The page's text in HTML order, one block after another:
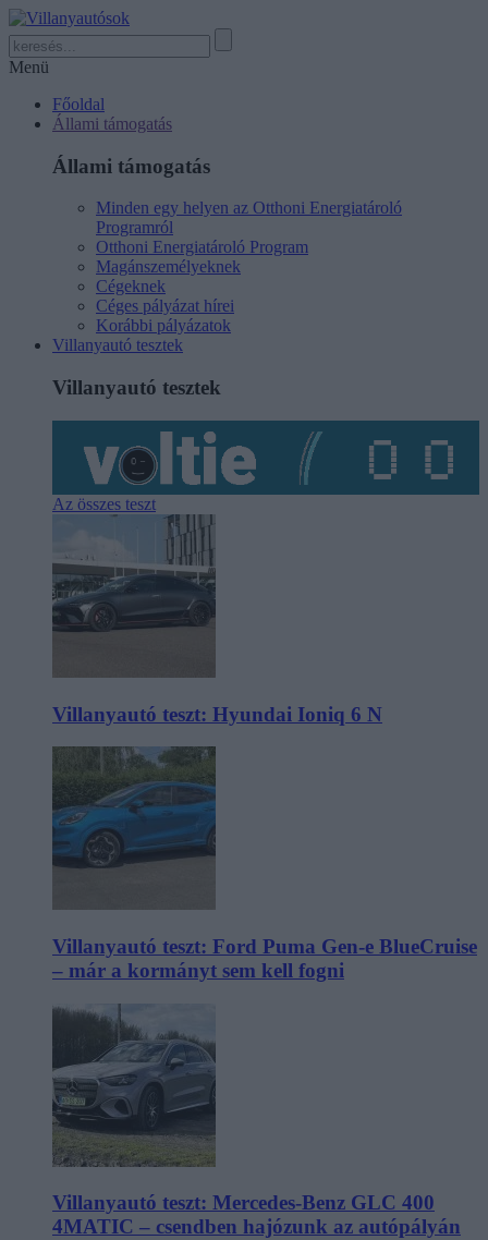
Menü
Főoldal
Állami támogatás
Állami támogatás
Minden egy helyen az Otthoni Energiatároló
Programról
Otthoni Energiatároló Program
Magánszemélyeknek
Cégeknek
Céges pályázat hírei
Korábbi pályázatok
Villanyautó tesztek
Villanyautó tesztek
Az összes teszt
Villanyautó teszt: Hyundai Ioniq 6 N
Villanyautó teszt: Ford Puma Gen-e BlueCruise
– már a kormányt sem kell fogni
Villanyautó teszt: Mercedes-Benz GLC 400
4MATIC – csendben hajózunk az autópályán